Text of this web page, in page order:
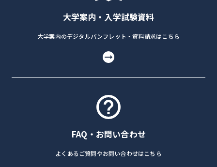
大学案内・入学試験資料
大学案内のデジタルパンフレット・資料請求はこちら
FAQ・お問い合わせ
よくあるご質問やお問い合わせはこちら